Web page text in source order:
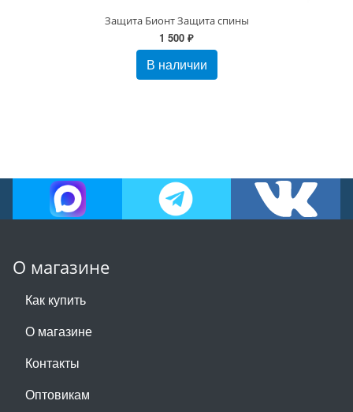
Защита Бионт Защита спины
1 500 ₽
В наличии
О магазине
Как купить
О магазине
Контакты
Оптовикам